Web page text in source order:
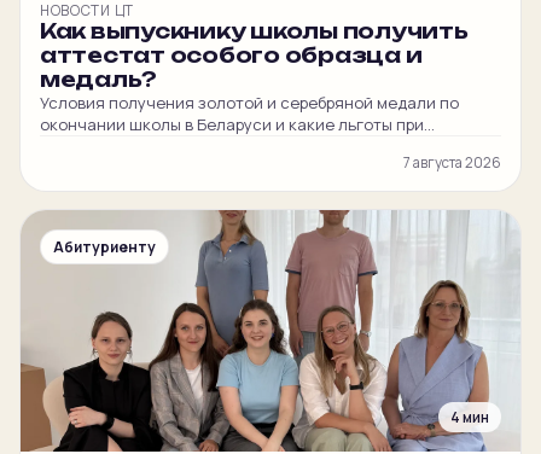
НОВОСТИ ЦТ
Как выпускнику школы получить
аттестат особого образца и
медаль?
Условия получения золотой и серебряной медали по
окончании школы в Беларуси и какие льготы при
7 августа 2026
Абитуриенту
4 мин